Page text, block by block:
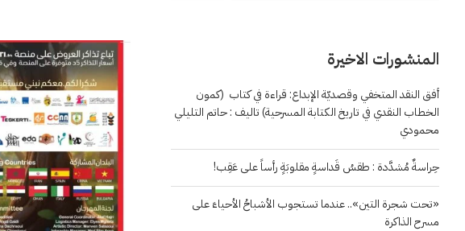
المنشورات الاخيرة
أفق النقد المتخفي وقصديّة الإبداع: قراءة في كتاب (كمون
الخطاب النقدي في تاريخ الكتابة المسرحية) تاليف : حاتم التليلي
محمودي
حِراسةٌ مُشدَّدة : طقسُ قَداسةٍ مقلوبَةٍ رأساً على عَقِب!
«تحت شجرة التين».. عندما تستجوب الأشباحُ الأحياءَ على
مسرح الذاكرة